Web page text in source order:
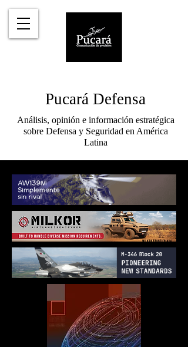
Pucará Defensa
Análisis, opinión e información estratégica
sobre Defensa y Seguridad en América
Latina